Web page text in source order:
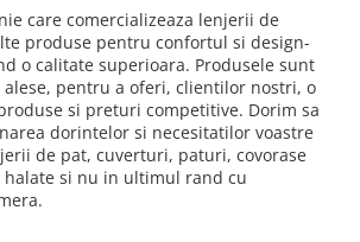
care comercializeaza lenjerii de
produse pentru confortul si design-
o calitate superioara. Produsele sunt
pentru a oferi, clientilor nostri, o
si preturi competitive. Dorim sa
dorintelor si necesitatilor voastre
de pat, cuverturi, paturi, covorase
halate si nu in ultimul rand cu